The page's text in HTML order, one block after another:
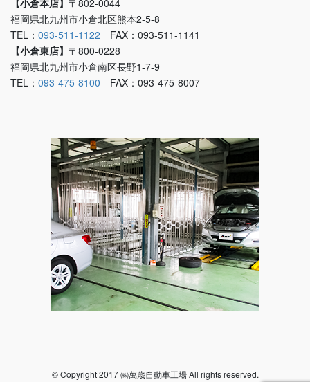
福岡県北九州市小倉北区熊本2-5-8
TEL： 093-511-1122 FAX：093-511-1141
【小倉東店】 〒800-0228
福岡県北九州市小倉南区長野1-7-9
TEL： 093-475-8100 FAX：093-475-8007
© Copyright 2017 ㈱萬歳自動車工場 All rights reserved.